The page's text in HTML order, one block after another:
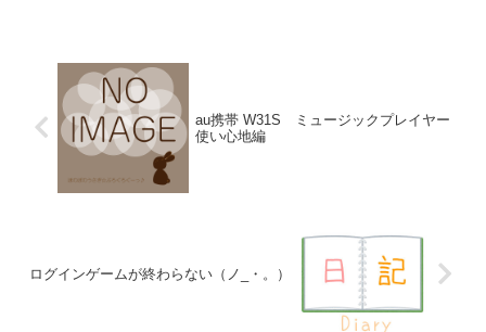
au携帯 W31S ミュージックプレイヤー
使い心地編
ログインゲームが終わらない（ノ_・。）